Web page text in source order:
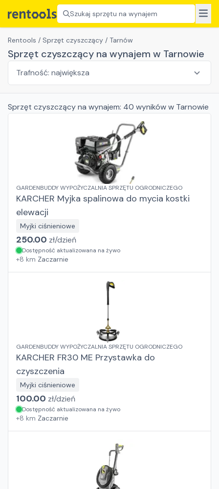
Szukaj sprzętu na wynajem
Rentools / Sprzęt czyszczący / Tarnów
Sprzęt czyszczący na wynajem w Tarnowie
Sprzęt czyszczącyna wynajem: 40 wynikóww Tarnowie
GARDENBUDDY WYPOŻYCZALNIA SPRZĘTU OGRODNICZEGO
KARCHER Myjka spalinowa do mycia kostki
elewacji
Myjki ciśnieniowe
250.00 zł/dzień
Dostępność aktualizowana na żywo
+8 km Zaczarnie
GARDENBUDDY WYPOŻYCZALNIA SPRZĘTU OGRODNICZEGO
KARCHER FR30 ME Przystawka do
czyszczenia
Myjki ciśnieniowe
100.00 zł/dzień
Dostępność aktualizowana na żywo
+8 km Zaczarnie